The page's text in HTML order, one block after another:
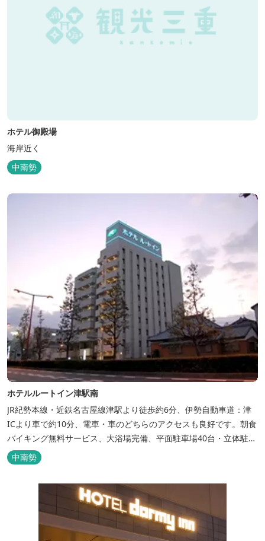
ホテル御殿場
海岸近く
中南勢
ホテルルートイン津駅南
JR紀勢本線・近鉄名古屋線津駅より徒歩約6分、伊勢自動車道：津
ICより車で約10分、電車・車のどちらのアクセスも良好です。朝食
バイキング無料サービス、大浴場完備、平面駐車場40台・立体駐車
場34台、全室Wi-Fi完備。ビジネスにも観光にもご利用頂ける快適
なホテルライフをご提供します。
中南勢